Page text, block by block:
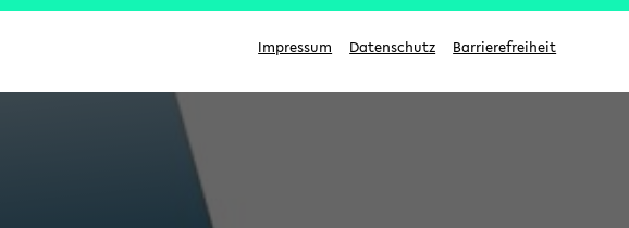
Impressum Datenschutz Barrierefreiheit